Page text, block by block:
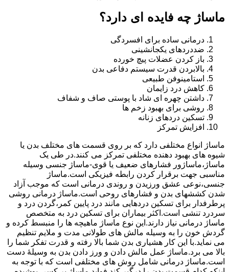
ماساژ چه فایده ای دارد؟
درمانی ساده برای افسردگی
ضددردهای یکجانشینی
باز کردن عضلات پیچ خورده
بالابردن قدرت سیستم دفاعی بدن
استامینوفن طبیعی
کاهش درد زایمان
داشتن چهره ای شاد با پوستی صاف و شفاف
روشی برای بهبود زخم ها
تسکین دردهای زنانه
افزایش تمرکز
ماساژ انواع مختلفی دارد که بر روی قسمت های مختلف بدن یا
شیوه های بهبود دهنده مختلفی تمرکز می کنند.در طی یک
ماساژ،ماساژور فشارهای ضعیف یا قوی-ماساژ جنسی وسیله
مناسبی جهت برقرار کردن رابطه فیزیکی است.ماساژ
جنسی،نوعی عشق ورزیدن و روندی درمانی است که موجب آزاد
شدن کششهای بدن و فشارهای روحی است.ماساژ درمانی روشی
پرطرفدار برای تسکین دردهایی مانند درد پایین کمر،گردن درد و
سردرد تنشی است.اکثر بیماران برای تسکین درد به متخصص
ماساژ درمانی نیاز دارند.این نوع ماساژ ماهیچه ها را منبسط کرده و
گردش خون را به وسیله مالش های طولانی مدت و ملایم تنظیم
می نماید.با این کار هشیاری بدن شما بالا رفته و قدرت تفکر شما را
بالا می برد.ماساژ عمل مالش دادن و ورز دادن بدن به وسیلۀ دست
است.ماساژ درمانی شامل روش های مختلفی است که با توجه به